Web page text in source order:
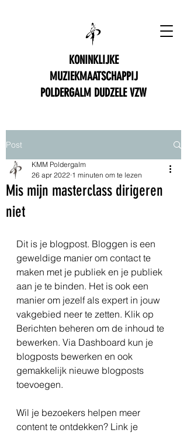
KONINKLIJKE
MUZIEKMAATSCHAPPIJ
POLDERGALM DUDZELE VZW
Post
Mis mijn masterclass dirigeren
niet
KMM Poldergalm
26 apr 2022 1 minuten om te lezen
Dit is je blogpost. Bloggen is een
geweldige manier om contact te
maken met je publiek en je publiek
aan je te binden. Het is ook een
manier om jezelf als expert in jouw
vakgebied neer te zetten. Klik op
Berichten beheren om de inhoud te
bewerken. Via Dashboard kun je
blogposts bewerken en ook
gemakkelijk nieuwe blogposts
toevoegen.
Wil je bezoekers helpen meer
content te ontdekken? Link je